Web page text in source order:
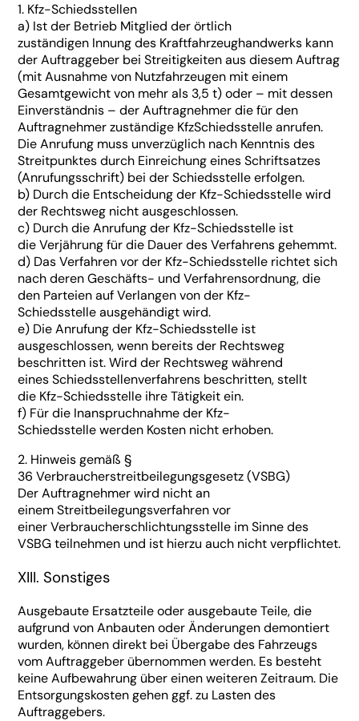
1. Kfz-Schiedsstellen
a) Ist der Betrieb Mitglied der örtlich
zuständigen Innung des Kraftfahrzeughandwerks kann
der Auftraggeber bei Streitigkeiten aus diesem Auftrag
(mit Ausnahme von Nutzfahrzeugen mit einem
Gesamtgewicht von mehr als 3,5 t) oder – mit dessen
Einverständnis – der Auftragnehmer die für den
Auftragnehmer zuständige KfzSchiedsstelle anrufen.
Die Anrufung muss unverzüglich nach Kenntnis des
Streitpunktes durch Einreichung eines Schriftsatzes
(Anrufungsschrift) bei der Schiedsstelle erfolgen.
b) Durch die Entscheidung der Kfz-Schiedsstelle wird
der Rechtsweg nicht ausgeschlossen.
c) Durch die Anrufung der Kfz-Schiedsstelle ist
die Verjährung für die Dauer des Verfahrens gehemmt.
d) Das Verfahren vor der Kfz-Schiedsstelle richtet sich
nach deren Geschäfts- und Verfahrensordnung, die
den Parteien auf Verlangen von der Kfz-
Schiedsstelle ausgehändigt wird.
e) Die Anrufung der Kfz-Schiedsstelle ist
ausgeschlossen, wenn bereits der Rechtsweg
beschritten ist. Wird der Rechtsweg während
eines Schiedsstellenverfahrens beschritten, stellt
die Kfz-Schiedsstelle ihre Tätigkeit ein.
f) Für die Inanspruchnahme der Kfz-
Schiedsstelle werden Kosten nicht erhoben.
2. Hinweis gemäß §
36 Verbraucherstreitbeilegungsgesetz (VSBG)
Der Auftragnehmer wird nicht an
einem Streitbeilegungsverfahren vor
einer Verbraucherschlichtungsstelle im Sinne des
VSBG teilnehmen und ist hierzu auch nicht verpflichtet.
XIII. Sonstiges
Ausgebaute Ersatzteile oder ausgebaute Teile, die
aufgrund von Anbauten oder Änderungen demontiert
wurden, können direkt bei Übergabe des Fahrzeugs
vom Auftraggeber übernommen werden. Es besteht
keine Aufbewahrung über einen weiteren Zeitraum. Die
Entsorgungskosten gehen ggf. zu Lasten des
Auftraggebers.